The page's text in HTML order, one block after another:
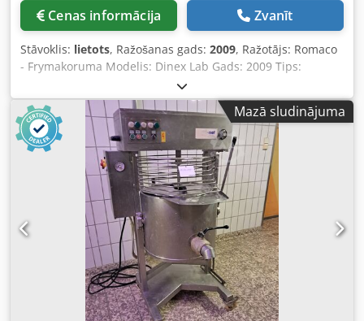
Cenas informācija Zvanīt
Stāvoklis: lietots, Ražošanas gads: 2009, Ražotājs: Romaco
- Frymakoruma Modelis: Dinex Lab Gads: 2009 Tips:
Vakuuma mikseris pētniecībai un/vai mazapjoma ražošanai
Pielietojums: šķidru un/vai viskozu (pusšķidru) produktu
sajaukšana = disperģēšana, homogenizācija, emulgācija,
slīpēšana un sūknēšana Dcodpfx Aox R D Eloqgsk Tvertnes
parametri: Spiediens: -1 / 0 bar Tilpums: 18 l Temperatūra:
130°C Apkures apvalks: Spiediens: 6 bar Tilpums: 2 l
Temperatūra: 180°C Homogenizators: ātrgaitas maisīšana
2 režīmi = sūknēšana ar izvadīšanu / disperģēšana ar
augstu griešanas spēku Instrumenta izmērs: 100 mm
Rotors: 20 x 4 mm Stators: 30 x 4 mm VEM motors 7,5 kW /
2890 apgr./min Lāpstiņu maisītājs: lēna jaukšana SEW 0,37
kW motors Sterling SIHI LEMA 25 šķidruma gredzenveida
vakuumsūknis Jauda: 1,1 kW - Maks. 16 m³/h CIP
(automātiskā tīrīšana uz vietas) 2 padeves piltuves, no
Mazā sludinājuma